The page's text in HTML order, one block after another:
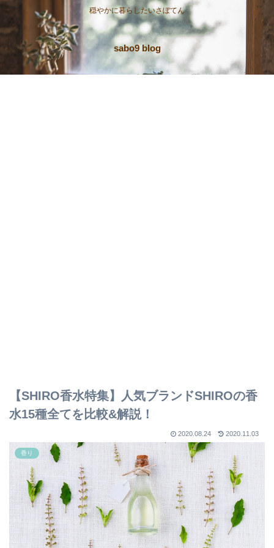
穏やかに暮らしたいさぼてん
sabo9 blog
【SHIRO香水特集】人気ブランドSHIROの香
水15種全てを比較&解説！
2020.08.24 2020.11.03
香り